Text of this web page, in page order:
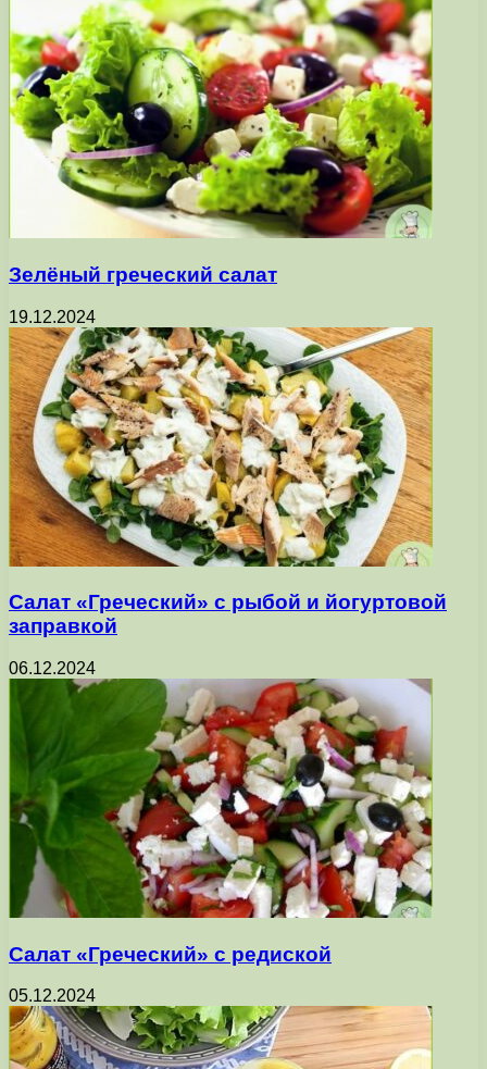
Зелёный греческий салат
19.12.2024
Салат «Греческий» с рыбой и йогуртовой
заправкой
06.12.2024
Салат «Греческий» с редиской
05.12.2024